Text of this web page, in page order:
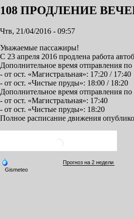
108 ПРОДЛЕНИЕ
Чтв, 21/04/2016 - 09:57
Уважаемые пассажиры!
С 23 апреля 2016 продлена работа
Дополнительное время
- от ост. «Магистральная»: 17:20 / 17:40
- от ост. «Чистые пруды»: 18:00 / 18:20
Дополнительное время отправления
- от ост. «Магистральная»: 17:40
- от ост. «Чистые пруды»: 18:20
Полное расписание движения